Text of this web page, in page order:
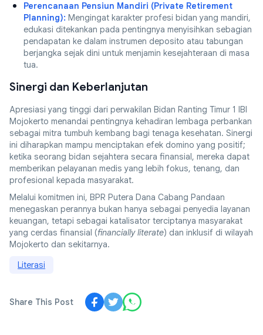
Perencanaan Pensiun Mandiri (Private Retirement
Planning): Mengingat karakter profesi bidan yang mandiri,
edukasi ditekankan pada pentingnya menyisihkan sebagian
pendapatan ke dalam instrumen deposito atau tabungan
berjangka sejak dini untuk menjamin kesejahteraan di masa
tua.
Sinergi dan Keberlanjutan
Apresiasi yang tinggi dari perwakilan Bidan Ranting Timur 1 IBI
Mojokerto menandai pentingnya kehadiran lembaga perbankan
sebagai mitra tumbuh kembang bagi tenaga kesehatan. Sinergi
ini diharapkan mampu menciptakan efek domino yang positif;
ketika seorang bidan sejahtera secara finansial, mereka dapat
memberikan pelayanan medis yang lebih fokus, tenang, dan
profesional kepada masyarakat.
Melalui komitmen ini, BPR Putera Dana Cabang Pandaan
menegaskan perannya bukan hanya sebagai penyedia layanan
keuangan, tetapi sebagai katalisator terciptanya masyarakat
yang cerdas finansial (financially literate) dan inklusif di wilayah
Mojokerto dan sekitarnya.
Literasi
Share This Post